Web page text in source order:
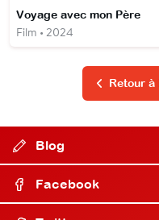
Voyage avec mon Père
Film • 2024
Retour à
Blog
Facebook